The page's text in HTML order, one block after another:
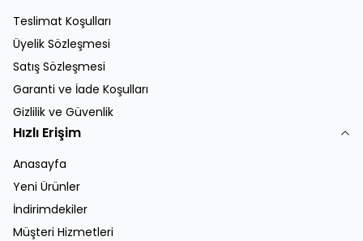
Teslimat Koşulları
Üyelik Sözleşmesi
Satış Sözleşmesi
Garanti ve İade Koşulları
Gizlilik ve Güvenlik
Hızlı Erişim
Anasayfa
Yeni Ürünler
İndirimdekiler
Müşteri Hizmetleri